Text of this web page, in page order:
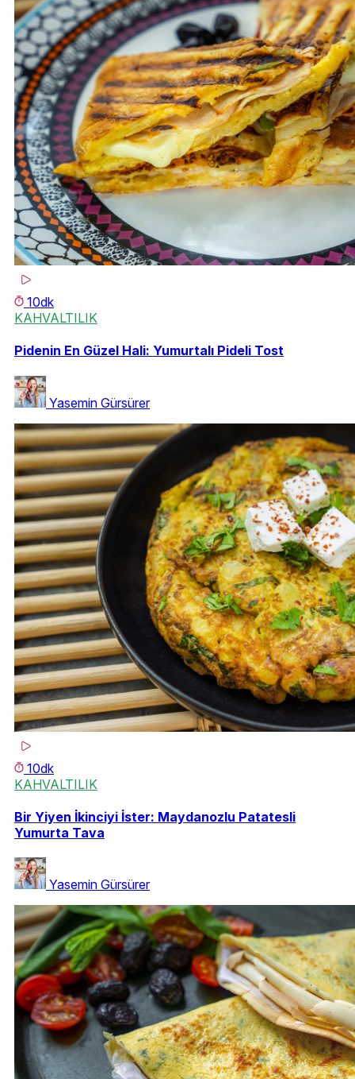
10dk
KAHVALTILIK
Pidenin En Güzel Hali: Yumurtalı Pideli Tost
Yasemin Gürsürer
10dk
KAHVALTILIK
Bir Yiyen İkinciyi İster: Maydanozlu Patatesli
Yumurta Tava
Yasemin Gürsürer